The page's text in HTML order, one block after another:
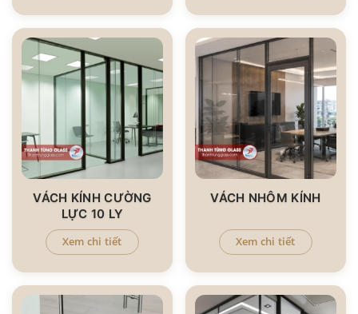
VÁCH KÍNH CƯỜNG
LỰC 10 LY
Xem chi tiết
VÁCH NHÔM KÍNH
Xem chi tiết